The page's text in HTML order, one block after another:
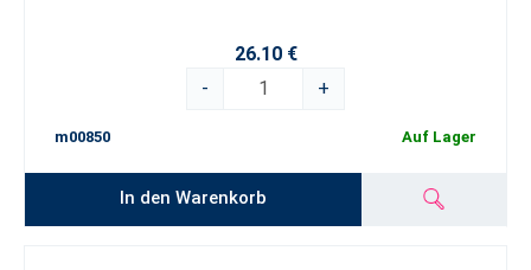
26.10 €
-
+
m00850 Auf Lager
In den Warenkorb